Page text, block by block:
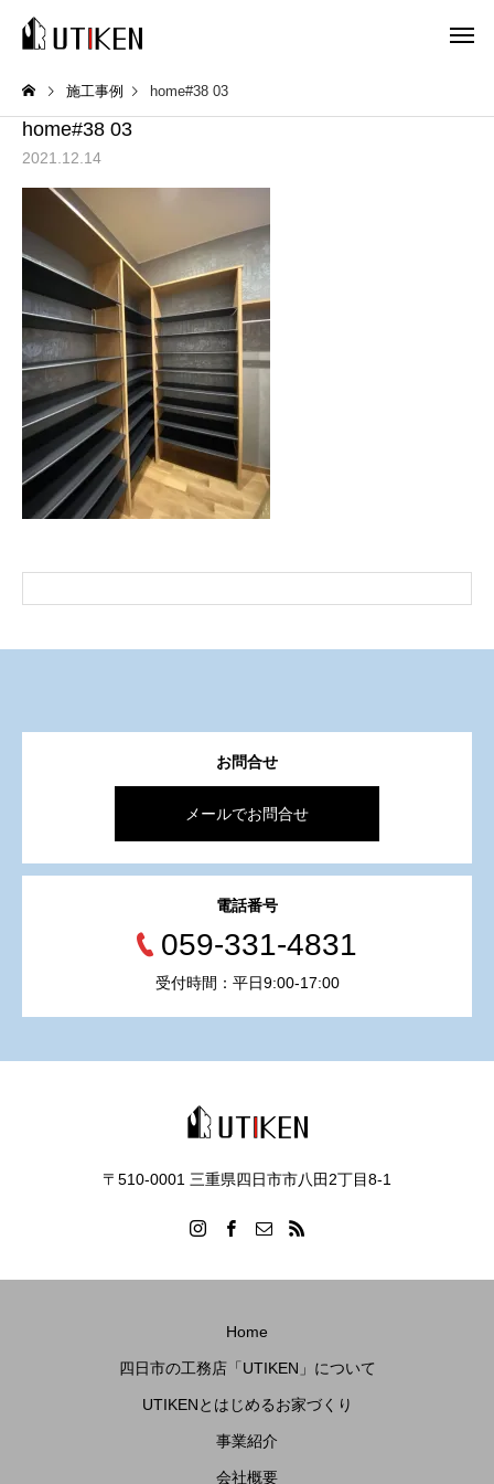
施工事例 home#38 03
home#38 03
2021.12.14
お問合せ
メールでお問合せ
電話番号
059-331-4831
受付時間：平日9:00-17:00
〒510-0001 三重県四日市市八田2丁目8‐1
Home
四日市の工務店「UTIKEN」について
UTIKENとはじめるお家づくり
事業紹介
会社概要